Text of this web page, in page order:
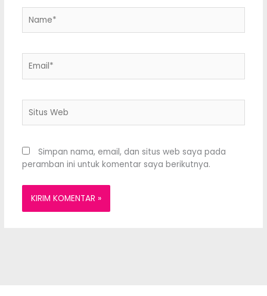
Web
Simpan nama, email, dan situs web saya pada
peramban ini untuk komentar saya berikutnya.